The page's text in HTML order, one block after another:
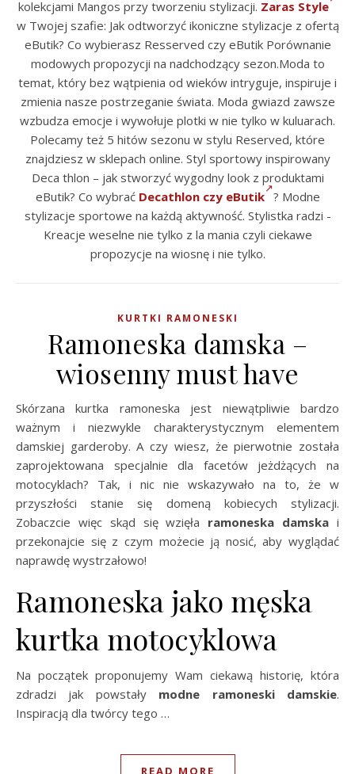
kolekcjami Mangos przy tworzeniu stylizacji. Zaras Style
w Twojej szafie: Jak odtworzyć ikoniczne stylizacje z ofertą
eButik? Co wybierasz Resserved czy eButik Porównanie
modowych propozycji na nadchodzący sezon.Moda to
temat, który bez wątpienia od wieków intryguje, inspiruje i
zmienia nasze postrzeganie świata. Moda gwiazd zawsze
wzbudza emocje i wywołuje plotki w nie tylko w kuluarach.
Polecamy też 5 hitów sezonu w stylu Reserved, które
znajdziesz w sklepach online. Styl sportowy inspirowany
Deca thlon – jak stworzyć wygodny look z produktami
eButik? Co wybrać Decathlon czy eButik ? Modne
stylizacje sportowe na każdą aktywność. Stylistka radzi -
Kreacje weselne nie tylko z la mania czyli ciekawe
propozycje na wiosnę i nie tylko.
KURTKI RAMONESKI
Ramoneska damska –
wiosenny must have
Skórzana kurtka ramoneska jest niewątpliwie bardzo
ważnym i niezwykle charakterystycznym elementem
damskiej garderoby. A czy wiesz, że pierwotnie została
zaprojektowana specjalnie dla facetów jeżdżących na
motocyklach? Tak, i nic nie wskazywało na to, że w
przyszłości stanie się domeną kobiecych stylizacji.
Zobaczcie więc skąd się wzięła ramoneska damska i
przekonajcie się z czym możecie ją nosić, aby wyglądać
naprawdę wystrzałowo!
Ramoneska jako męska
kurtka motocyklowa
Na początek proponujemy Wam ciekawą historię, która
zdradzi jak powstały modne ramoneski damskie.
Inspiracją dla twórcy tego …
READ MORE